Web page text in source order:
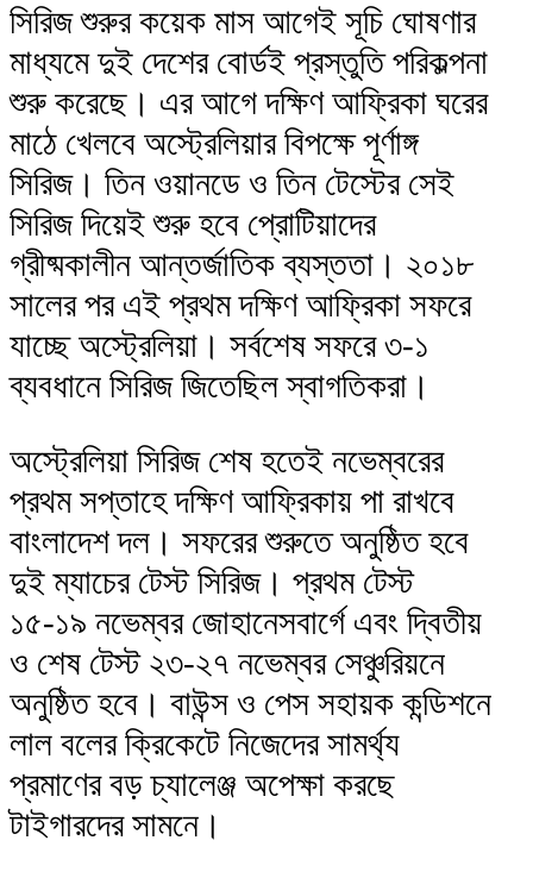
সিরিজ শুরুর কয়েক মাস আগেই সূচি ঘোষণার
মাধ্যমে দুই দেশের বোর্ডই প্রস্তুতি পরিকল্পনা
শুরু করেছে। এর আগে দক্ষিণ আফ্রিকা ঘরের
মাঠে খেলবে অস্ট্রেলিয়ার বিপক্ষে পূর্ণাঙ্গ
সিরিজ। তিন ওয়ানডে ও তিন টেস্টের সেই
সিরিজ দিয়েই শুরু হবে প্রোটিয়াদের
গ্রীষ্মকালীন আন্তর্জাতিক ব্যস্ততা। ২০১৮
সালের পর এই প্রথম দক্ষিণ আফ্রিকা সফরে
যাচ্ছে অস্ট্রেলিয়া। সর্বশেষ সফরে ৩-১
ব্যবধানে সিরিজ জিতেছিল স্বাগতিকরা।
অস্ট্রেলিয়া সিরিজ শেষ হতেই নভেম্বরের
প্রথম সপ্তাহে দক্ষিণ আফ্রিকায় পা রাখবে
বাংলাদেশ দল। সফরের শুরুতে অনুষ্ঠিত হবে
দুই ম্যাচের টেস্ট সিরিজ। প্রথম টেস্ট
১৫-১৯ নভেম্বর জোহানেসবার্গে এবং দ্বিতীয়
ও শেষ টেস্ট ২৩-২৭ নভেম্বর সেঞ্চুরিয়নে
অনুষ্ঠিত হবে। বাউন্স ও পেস সহায়ক কন্ডিশনে
লাল বলের ক্রিকেটে নিজেদের সামর্থ্য
প্রমাণের বড় চ্যালেঞ্জ অপেক্ষা করছে
টাইগারদের সামনে।